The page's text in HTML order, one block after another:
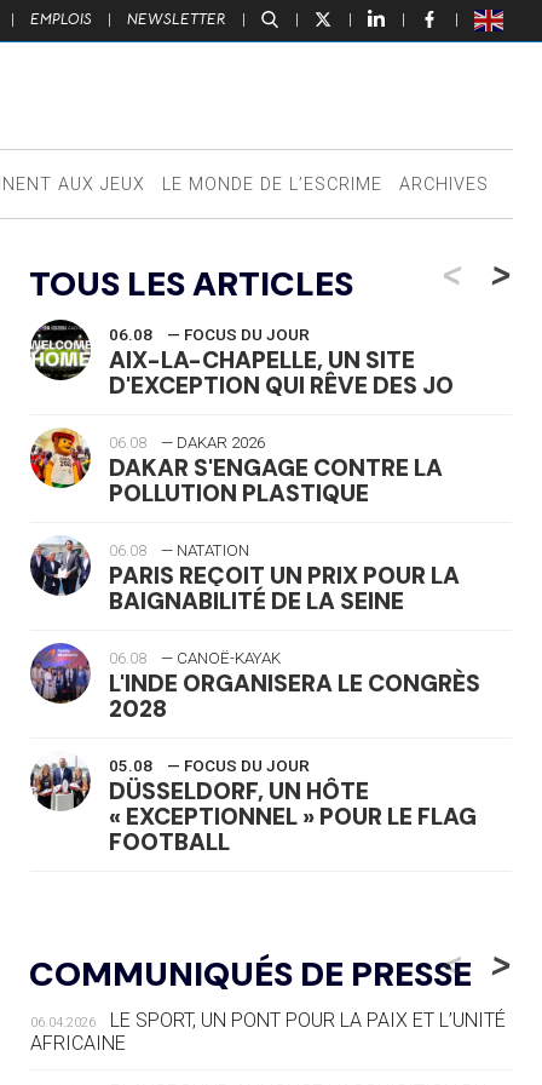
| EMPLOIS | NEWSLETTER | | | | |
AUX JEUX LE MONDE DE L’ESCRIME ARCHIVES
TOUS LES ARTICLES <
06.08 — FOCUS DU JOUR
AIX-LA-CHAPELLE, UN SITE
D'EXCEPTION QUI RÊVE DES JO
06.08 — DAKAR 2026
DAKAR S'ENGAGE CONTRE LA
POLLUTION PLASTIQUE
06.08 — NATATION
PARIS REÇOIT UN PRIX POUR LA
BAIGNABILITÉ DE LA SEINE
06.08 — CANOË-KAYAK
L'INDE ORGANISERA LE CONGRÈS
2028
05.08 — FOCUS DU JOUR
DÜSSELDORF, UN HÔTE
« EXCEPTIONNEL » POUR LE FLAG
FOOTBALL
LE RÊVE DE VOIR LA LUGE ALPINE
AUX JO « N'EST PAS FINI »
05.08 — TIR À L'ARC
DES MONDIAUX À BRISBANE SUR LA
>
COMMUNIQUÉS DE PRESSE
<
06.04.2026
LE SPORT, UN PONT POUR LA PAIX ET L’UNITÉ
AFRICAINE
>